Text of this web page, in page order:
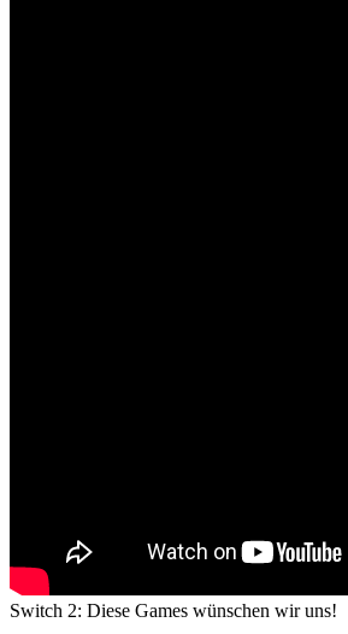
Switch 2: Diese Games wünschen wir uns!